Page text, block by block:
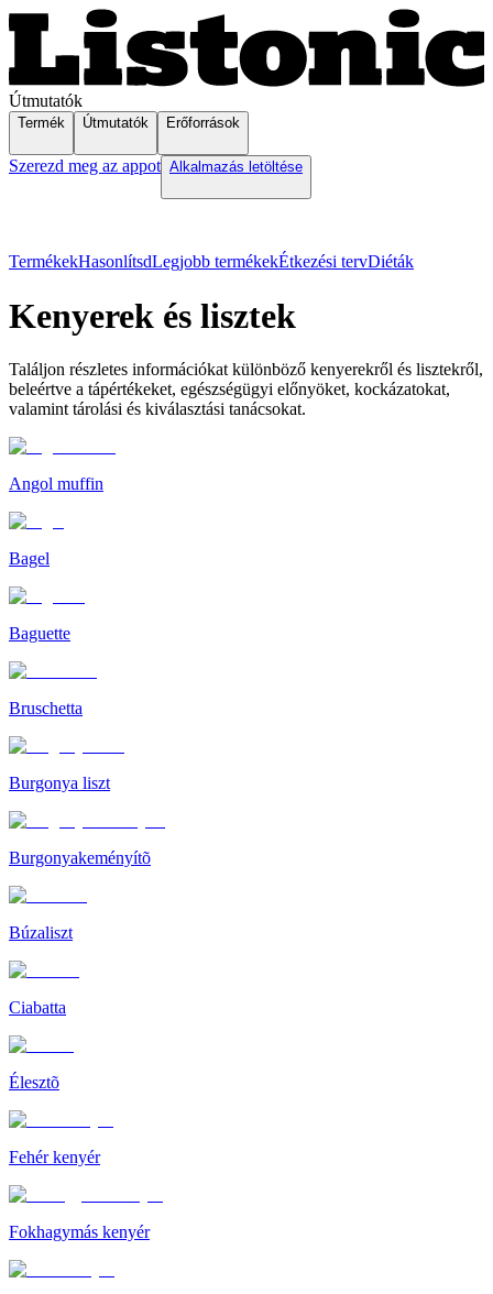
Útmutatók
Termék Útmutatók Erőforrások
Szerezd meg az appot Alkalmazás letöltése
TermékekHasonlítsdLegjobb termékekÉtkezési tervDiéták
Kenyerek és lisztek
Találjon részletes információkat különböző kenyerekről és lisztekről,
beleértve a tápértékeket, egészségügyi előnyöket, kockázatokat,
valamint tárolási és kiválasztási tanácsokat.
Angol muffin
Bagel
Baguette
Bruschetta
Burgonya liszt
Burgonyakeményítõ
Búzaliszt
Ciabatta
Élesztõ
Fehér kenyér
Fokhagymás kenyér